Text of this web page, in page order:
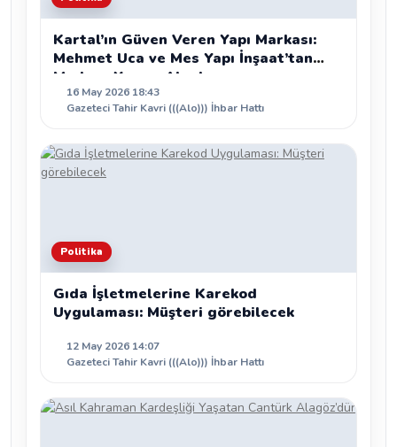
Kartal’ın Güven Veren Yapı Markası:
Mehmet Uca ve Mes Yapı İnşaat’tan
Modern Yaşam Alanları
16 May 2026 18:43
Gazeteci Tahir Kavri (((Alo))) İhbar Hattı
Politika
Gıda İşletmelerine Karekod
Uygulaması: Müşteri görebilecek
12 May 2026 14:07
Gazeteci Tahir Kavri (((Alo))) İhbar Hattı